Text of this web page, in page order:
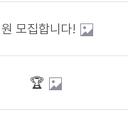
모집합니다!
🏆